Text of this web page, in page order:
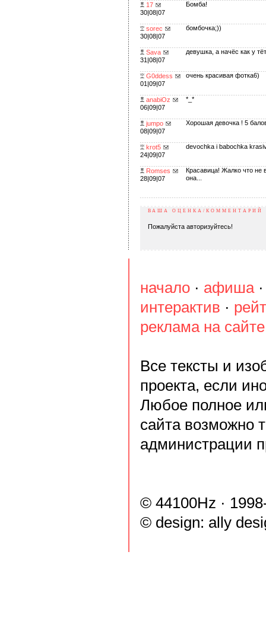
17
30|08|07
Бомба!
sorec
30|08|07
бомбочка;))
Sava
31|08|07
девушка, а начёс как у
G0ddess
01|09|07
очень красивая фотка6)
anabiOz
06|09|07
*_*
jumpo
08|09|07
Хорошая девочка ! 5
krot5
24|09|07
devochka i babochka
Romses
28|09|07
Красавица! Жалко что не
она...
ВАША ОЦЕНКА/КОММЕНТАРИЙ
Пожалуйста авторизуйтесь!
начало · афиша
интерактив ·
реклама на сайте
Все тексты и
проекта, если
Любое полное
сайта возможно
администрации
© 44100Hz ·
© design: ally